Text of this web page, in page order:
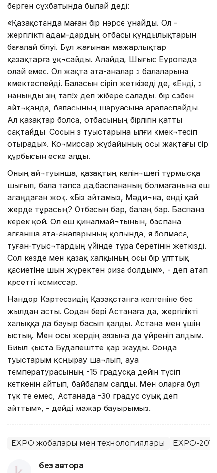
берген сұхбатында былай деді:
«Қазақстанда маған бір нәрсе ұнайды. Ол -
жергілікті адам-дардың отбасы құндылықтарын
бағалай білуі. Бұл жағынан мажарлықтар
қазақтарға ұқ¬сайды. Алайда, Шығыс Еуропада
олай емес. Ол жақта ата-аналар өз балаларына
көмектеспейді. Баласын өсіріп жеткізеді де, «Енді, өз
наныңды өзің тап!» деп жібере салады, бір сөзбен
айт¬қанда, баласының шаруасына араласпайды.
Ал қазақтар болса, отбасының бірлігін қатты
сақтайды. Сосын өз туыстарына ылғи көмек¬тесіп
отырады». Ко¬миссар жұбайының осы жақтағы бір
құрбысын еске алды.
Оның ай¬туынша, қазақтың келін¬шегі тұрмысқа
шығып, бала тапса да,баспананың болмағанына еш
алаңдаған жоқ. «Біз айтамыз, Мәди¬на, енді қай
жерде тұрасың? Отбасың бар, балаң бар. Баспана
керек қой. Ол еш қиналмай¬тынын, баспана
алғанша ата-аналарының қолында, я болмаса,
туған-туыс¬тардың үйінде тұра беретінін жеткізді.
Сол кезде мен қазақ халқының осы бір ұлттық
қасиетіне шын жүректен риза болдым», - деп атап
көрсетті комиссар.
Нандор Картесзидің Қазақстанға келгеніне бес
жылдан асты. Содан бері Астанаға да, жергілікті
халыққа да бауыр басып қалды. Астана мен үшін
ыстық. Мен осы жердің аязына да үйреніп алдым.
Биыл қыста Будапештте қар жауды. Сонда
туыстарым қоңырау ша¬лып, ауа
температурасының -15 градусқа дейін түсіп
кеткенін айтып, байбалам салды. Мен оларға бұл
түк те емес, Астанада -30 градус суық деп
айттым», - дейді мажар бауырымыз.
EXPO жобалары мен технологиялары EXPO-2017
без автора